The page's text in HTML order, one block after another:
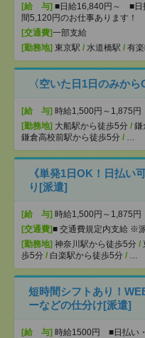
[給 与] ■日給16,840円～ ■
間5,120円のお仕事あります！
[交通費]一部支給
[勤務地] 東京駅 / 水道橋駅 / 有
〈空いた日1日のみか
[給 与] 時給1,500円～1,875円
[勤務地] 大船駅から徒歩5分 / 鎌
鎌倉高校前駅から徒歩5分 / …
《単発1日OK！日払い
り[派遣]
[給 与] 時給1,500円～1,875円
[交通費]■ 交通費規定内支給 ※
[勤務地] 神奈川駅から徒歩5分 /
歩5分 / 白楽駅から徒歩5分 / …
短時間シフトあり！
ーなどの仕分け[派遣]
[給 与] 時給1500円 ■日払い